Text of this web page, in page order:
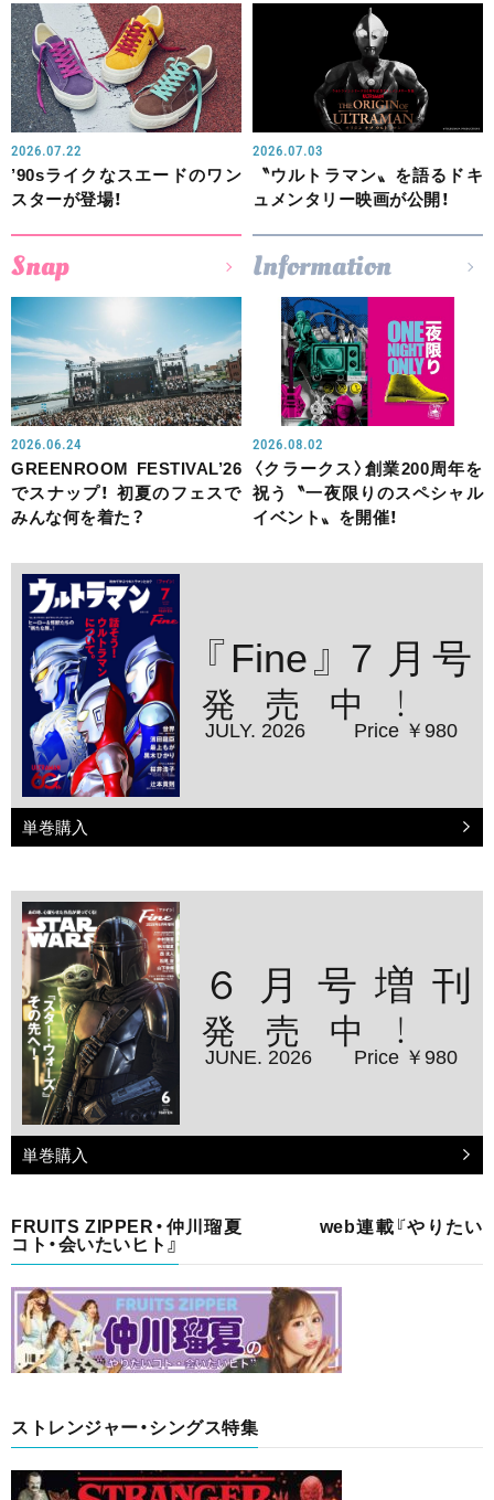
2026.07.22
’90sライクなスエードのワン
スターが登場！
2026.07.03
〝ウルトラマン〟を語るドキ
ュメンタリー映画が公開！
Snap
2026.06.24
GREENROOM FESTIVAL’26
でスナップ！ 初夏のフェスで
みんな何を着た？
Information
2026.08.02
〈クラークス〉創業200周年を
祝う〝一夜限りのスペシャル
イベント〟を開催！
『Fine』７月号
発売中！
JULY. 2026 Price ￥980
単巻購入
６月号増刊
発売中！
JUNE. 2026 Price ￥980
単巻購入
FRUITS ZIPPER・仲川瑠夏 web連載『やりたい
コト・会いたいヒト』
ストレンジャー・シングス特集